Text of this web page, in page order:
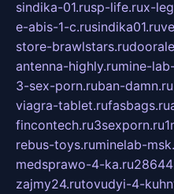
sindika-01.rusp-life.rux-
e-abis-1-c.rusindika01.ru
store-brawlstars.ru
antenna-highly.rumine-
3-sex-porn.ruban-damn.ru
viagra-tablet.rufasbags.ru
fincontech.ru3sexporn.ru
rebus-toys.ruminelab-
medsprawo-4-ka.ru
zajmy24.rutovudyi-4-